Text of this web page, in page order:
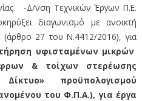
-Δ/νση Τεχνικών Έργων Π.Ε.
διαγωνισμό µε ανοικτή
(άρθρο 27 του Ν.4412/2016), για
υφισταμένων μικρών
& τοίχων στερέωσης
» προϋπολογισμού
του Φ.Π.Α.), για έργα